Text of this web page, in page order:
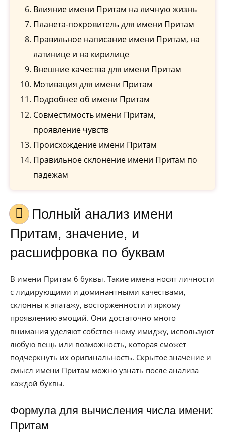
Влияние имени Притам на личную жизнь
Планета-покровитель для имени Притам
Правильное написание имени Притам, на
латинице и на кирилице
Внешние качества для имени Притам
Мотивация для имени Притам
Подробнее об имени Притам
Совместимость имени Притам,
проявление чувств
Происхождение имени Притам
Правильное склонение имени Притам по
падежам
Полный анализ имени
Притам, значение, и
расшифровка по буквам
В имени Притам 6 буквы. Такие имена носят личности
с лидирующими и доминантными качествами,
склонны к эпатажу, восторженности и яркому
проявлению эмоций. Они достаточно много
внимания уделяют собственному имиджу, используют
любую вещь или возможность, которая сможет
подчеркнуть их оригинальность. Скрытое значение и
смысл имени Притам можно узнать после анализа
каждой буквы.
Формула для вычисления числа имени:
Притам